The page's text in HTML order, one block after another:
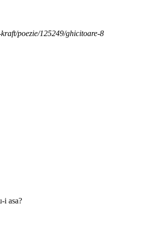
poezie/125249/ghicitoare-8
i asa?